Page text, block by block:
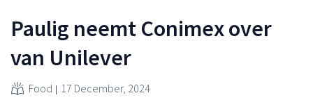
Paulig neemt Conimex over
van Unilever
Food 17 December, 2024